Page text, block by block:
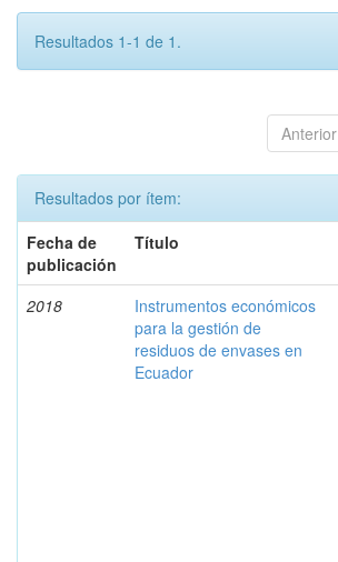
Resultados 1-1 de 1.
Anterior
Resultados por ítem:
Fecha de
publicación
Título
2018
Instrumentos económicos
para la gestión de
residuos de envases en
Ecuador